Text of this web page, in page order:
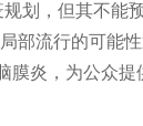
划，但其不能
部流行的可能
炎，为公众提